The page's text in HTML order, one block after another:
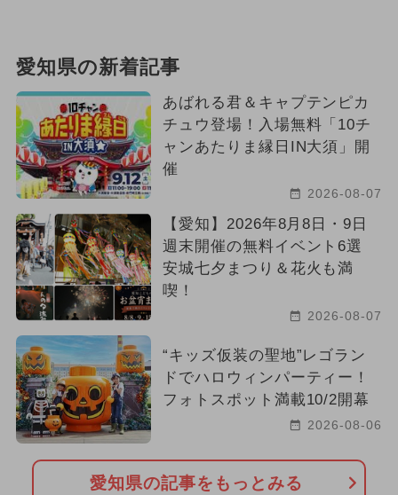
愛知県の新着記事
あばれる君＆キャプテンピカ
チュウ登場！入場無料「10チ
ャンあたりま縁日IN大須」開
催
2026-08-07
【愛知】2026年8月8日・9日
週末開催の無料イベント6選
安城七夕まつり＆花火も満
喫！
2026-08-07
“キッズ仮装の聖地”レゴラン
ドでハロウィンパーティー！
フォトスポット満載10/2開幕
2026-08-06
愛知県の記事をもっとみる